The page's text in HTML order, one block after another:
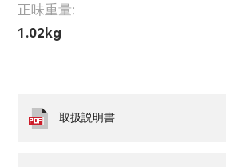
正味重量:
1.02kg
取扱説明書